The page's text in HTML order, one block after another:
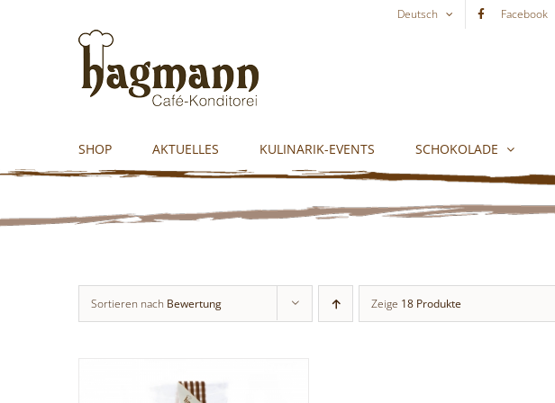
Deutsch Facebook
SHOP AKTUELLES KULINARIK-EVENTS SCHOKOLADE
Sortieren nach Bewertung Zeige 18 Produkte